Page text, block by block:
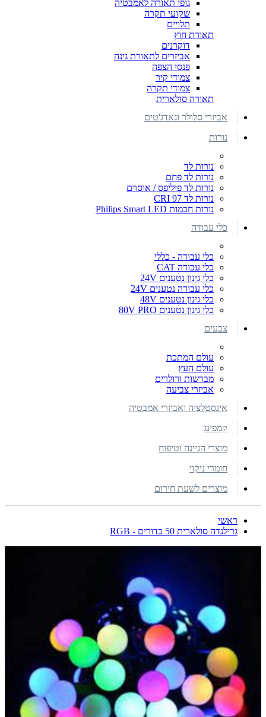
גופי תאורה לאמבטיה
שקועי תקרה
תלויים
תאורת חוץ
דוקרנים
אביזרים לתאורת גינה
פנסי הצפה
צמודי קיר
צמודי תקרה
תאורה סולארית
אביזרי סלולר וגאדג'טים
נורות
נורות לד
נורות לד פחם
נורות לד פיליפס / אוסרם
נורות לד CRI 97
נורות חכמות Philips Smart LED
כלי עבודה
כלי עבודה - כללי
כלי עבודה CAT
כלי גינון נטענים 24V
כלי עבודה נטענים 24V
כלי גינון נטענים 48V
כלי גינון נטענים 80V PRO
צבעים
עולם המתכת
עולם העץ
מברשות ורולרים
אביזרי צביעה
אינסטלציה ואביזרי אמבטיה
קמפינג
מוצרי הגיינה וטיפוח
חומרי ניקוי
מוצרים לשעת חירום
ראשי
גרילנדה סולארית 50 כדורים - RGB